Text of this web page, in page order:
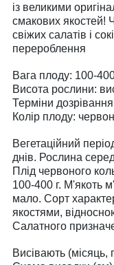
із великими
смакових якостей!
свіжих салатів і
перероблення
Вага плоду: 100-
Висота рослини:
Терміни
Колір плоду:
Вегетаційний
днів. Рослина
Плід червоного
100-400 г. М'якоть
мало. Сорт
якостями,
Салатного
Висівають